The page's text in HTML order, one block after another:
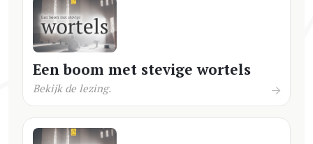
Een boom met stevige wortels
Bekijk de lezing.